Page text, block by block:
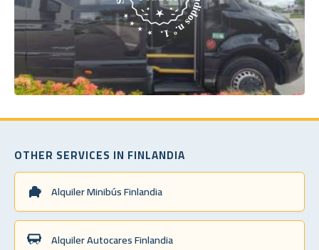
OTHER SERVICES IN FINLANDIA
Alquiler Minibús Finlandia
Alquiler Autocares Finlandia